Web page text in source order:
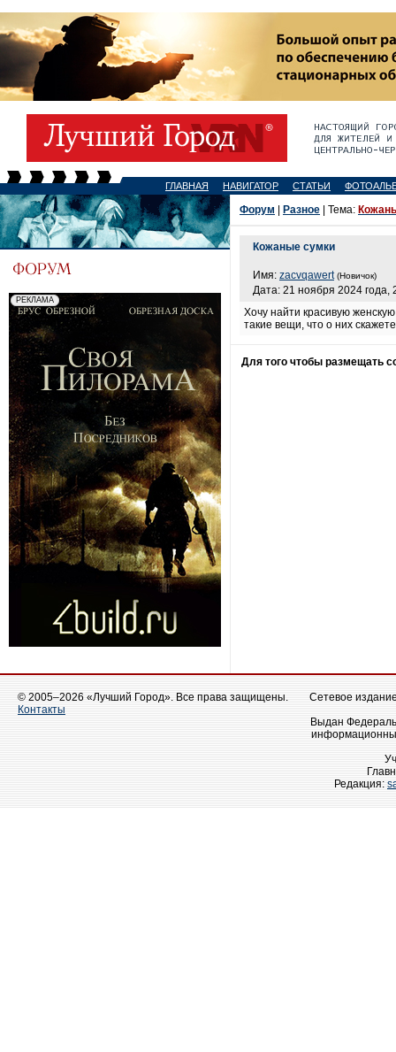
ГЛАВНАЯ НАВИГАТОР СТАТЬИ
Форум Разное | Тема:
Кожаные сумки
Имя: zacvqawert (Новичок)
Дата: 21 ноября 2024 года,
Хочу найти красивую
такие вещи, что о них
Для того чтобы размещать
© 2005–2026 «Лучший Город». Все права защищены.
Контакты
Сетевое
Выдан
Редакция: